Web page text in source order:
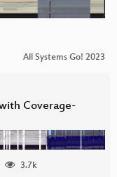
All Systems Go! 2023
Coverage-
3.7k